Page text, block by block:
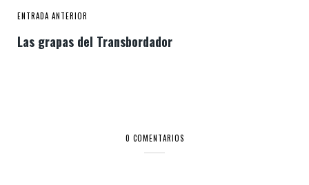
ENTRADA ANTERIOR
Las grapas del Transbordador
0 COMENTARIOS